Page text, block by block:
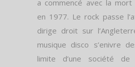
a commencé avec la mort
en 1977. Le rock passe
dirige droit sur
musique disco s’enivre
limite d’une société